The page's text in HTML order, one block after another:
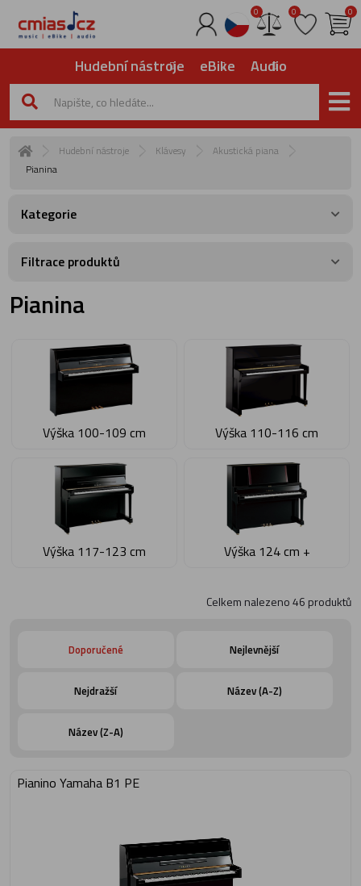
0 0 0
Hudební nástroje eBike Audio
Hudební nástroje Klávesy
Akustická piana
Pianina
Kategorie
Filtrace produktů
Pianina
Výška 100-109 cm Výška 110-116 cm
Výška 117-123 cm Výška 124 cm +
Celkem nalezeno46 produktů
Doporučené Nejlevnější
Nejdražší Název (A-Z)
Název (Z-A)
Pianino Yamaha B1 PE